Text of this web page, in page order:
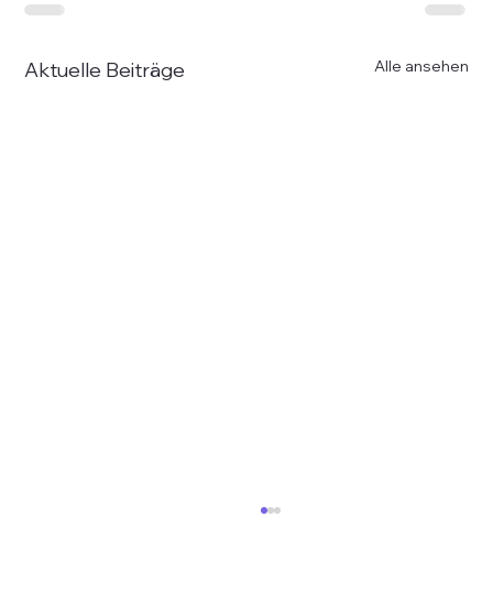
Aktuelle Beiträge Alle ansehen